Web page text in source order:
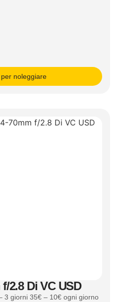
noleggiare
2.8 Di VC USD
3 giorni 35€ – 10€ ogni giorno